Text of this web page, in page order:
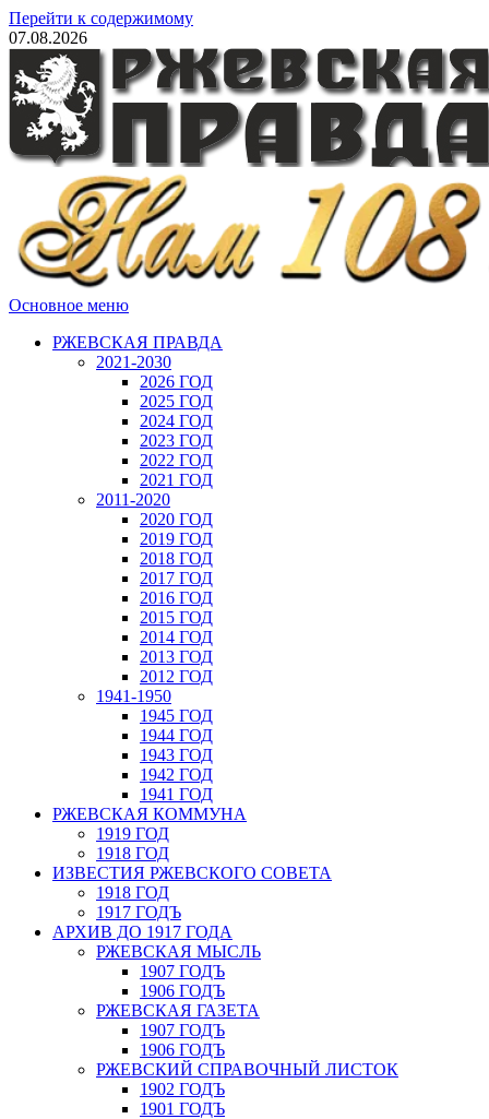
Перейти к содержимому
07.08.2026
Основное меню
РЖЕВСКАЯ ПРАВДА
2021-2030
2026 ГОД
2025 ГОД
2024 ГОД
2023 ГОД
2022 ГОД
2021 ГОД
2011-2020
2020 ГОД
2019 ГОД
2018 ГОД
2017 ГОД
2016 ГОД
2015 ГОД
2014 ГОД
2013 ГОД
2012 ГОД
1941-1950
1945 ГОД
1944 ГОД
1943 ГОД
1942 ГОД
1941 ГОД
РЖЕВСКАЯ КОММУНА
1919 ГОД
1918 ГОД
ИЗВЕСТИЯ РЖЕВСКОГО СОВЕТА
1918 ГОД
1917 ГОДЪ
АРХИВ ДО 1917 ГОДА
РЖЕВСКАЯ МЫСЛЬ
1907 ГОДЪ
1906 ГОДЪ
РЖЕВСКАЯ ГАЗЕТА
1907 ГОДЪ
1906 ГОДЪ
РЖЕВСКИЙ СПРАВОЧНЫЙ ЛИСТОК
1902 ГОДЪ
1901 ГОДЪ